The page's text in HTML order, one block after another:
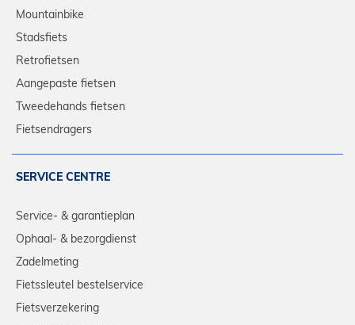
Mountainbike
Stadsfiets
Retrofietsen
Aangepaste fietsen
Tweedehands fietsen
Fietsendragers
SERVICE CENTRE
Service- & garantieplan
Ophaal- & bezorgdienst
Zadelmeting
Fietssleutel bestelservice
Fietsverzekering